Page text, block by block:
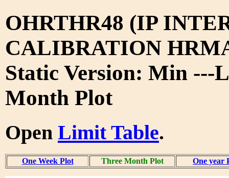
OHRTHR48 (IP
CALIBRATION
Static Version: Min ---
Month Plot
Open Limit Table.
One Week Plot Three Month Plot One year